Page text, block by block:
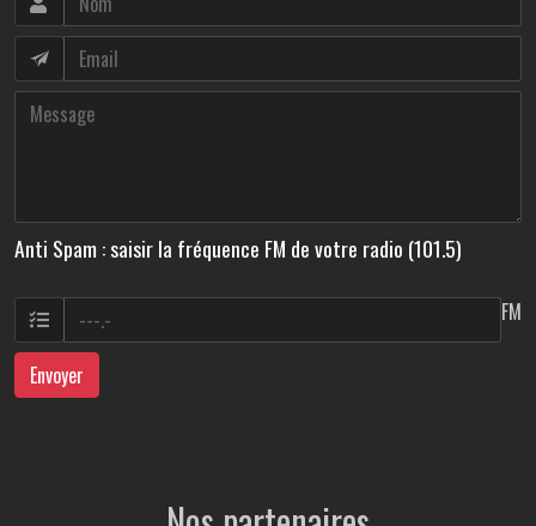
Anti Spam : saisir la fréquence FM de votre radio (101.5)
FM
Envoyer